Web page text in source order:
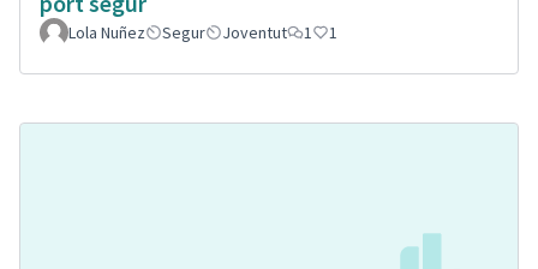
Lola Nuñez Segur Joventut 1 1